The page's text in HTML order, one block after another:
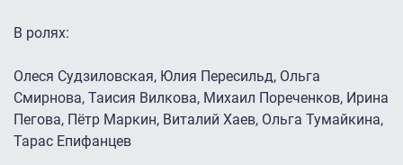
В ролях:
Олеся Судзиловская, Юлия Пересильд, Ольга
Смирнова, Таисия Вилкова, Михаил Пореченков, Ирина
Пегова, Пётр Маркин, Виталий Хаев, Ольга Тумайкина,
Тарас Епифанцев